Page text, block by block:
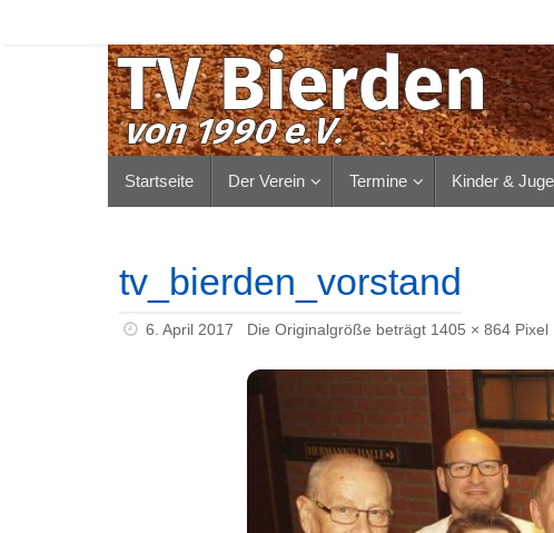
Inhalt
springen
Startseite Der Verein Termine Kinder &
tv_bierden_vorstand
6. April 2017 Die Originalgröße beträgt 1405 × 864 Pixel